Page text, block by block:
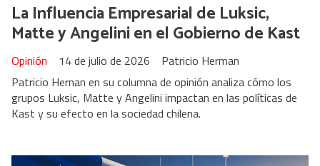
La Influencia Empresarial de Luksic,
Matte y Angelini en el Gobierno de Kast
Patricio Herman
Opinión
14 de julio de 2026
Patricio Hernan en su columna de opinión analiza cómo los
grupos Luksic, Matte y Angelini impactan en las políticas de
Kast y su efecto en la sociedad chilena.